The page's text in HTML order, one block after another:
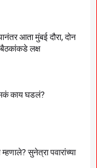
आता मुंबई दौरा, दोन
बैठकांकडे लक्ष
काय घडलं?
सुनेत्रा पवारांच्या